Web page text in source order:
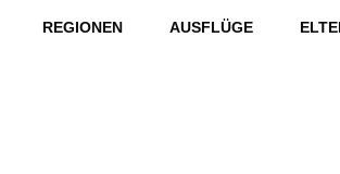
REGIONEN AUSFLÜGE